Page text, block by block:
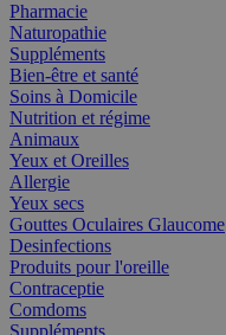
Pharmacie
Naturopathie
Suppléments
Bien-être et santé
Soins à Domicile
Nutrition et régime
Animaux
Yeux et Oreilles
Allergie
Yeux secs
Gouttes Oculaires Glaucome
Desinfections
Produits pour l'oreille
Contraceptie
Comdoms